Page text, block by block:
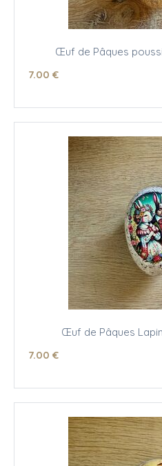
Œuf de Pâques
7.00 €
Œuf de Pâques
7.00 €